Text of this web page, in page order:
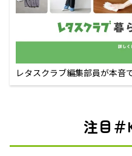
レタスクラブ編集部員が本音
注目＃